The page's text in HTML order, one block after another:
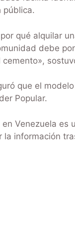
pública.
qué alquilar
debe
que el
Popular.
Venezuela
la información